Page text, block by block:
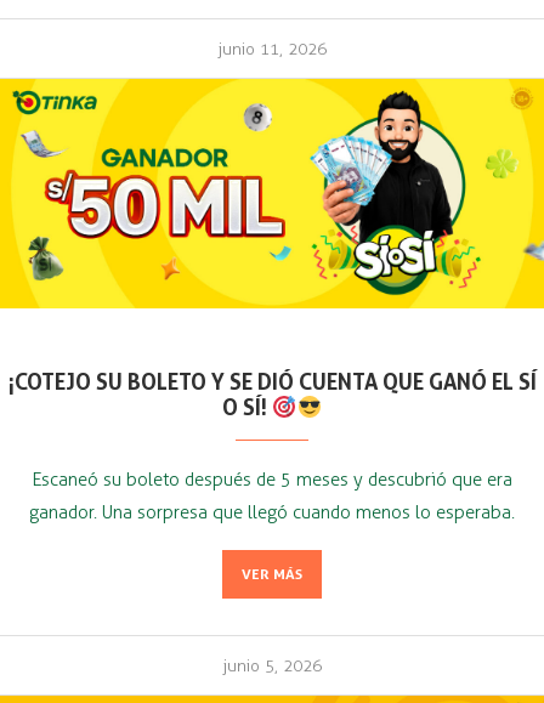
junio 11, 2026
¡COTEJO SU BOLETO Y SE DIÓ CUENTA QUE GANÓ EL SÍ
O SÍ!
Escaneó su boleto después de 5 meses y descubrió que era
ganador. Una sorpresa que llegó cuando menos lo esperaba.
VER MÁS
junio 5, 2026